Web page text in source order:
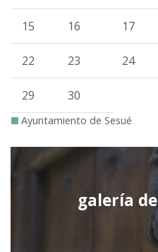
15 16 17
22 23 24
29 30
Ayuntamiento de Sesué
galería